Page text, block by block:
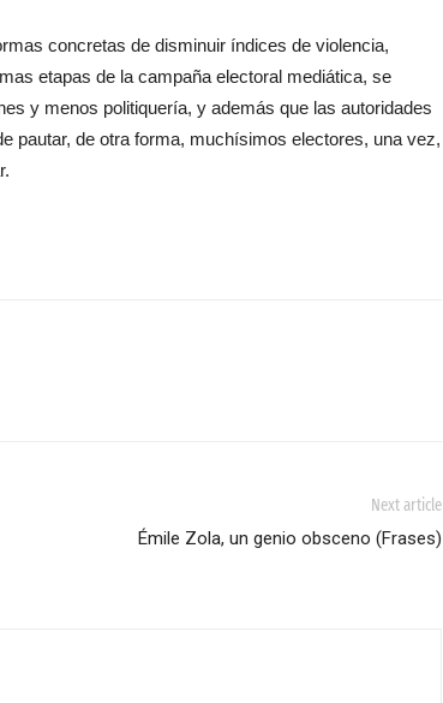
concretas de disminuir índices de violencia,
etapas de la campaña electoral mediática, se
y menos politiquería, y además que las autoridades
pautar, de otra forma, muchísimos electores, una vez,
Next article
Émile Zola, un genio obsceno (Frases)